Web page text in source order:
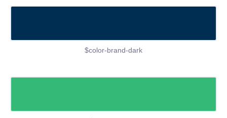
$color-brand-dark